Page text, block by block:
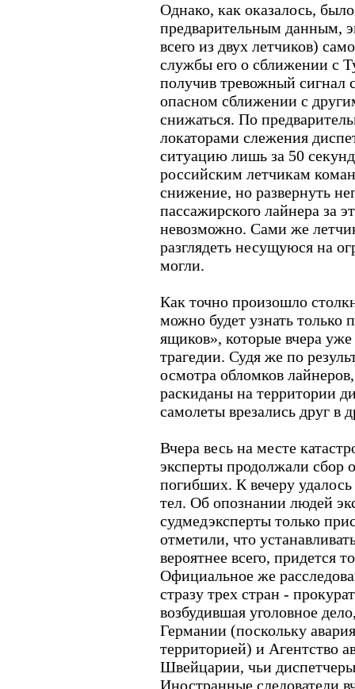
Однако, как оказалось,
предварительным данным,
всего из двух летчиков)
службы его о сближении с
получив тревожный сигнал
опасном сближении с
снижаться. По
локаторами слежения
ситуацию лишь за 50
российским летчикам
снижение, но развернуть
пассажирского лайнера за
невозможно. Сами же
разглядеть несущуюся на
могли.
Как точно произошло
можно будет узнать
ящиков», которые вчера
трагедии. Судя же по
осмотра обломков
раскиданы на территории
самолеты врезались друг
Вчера весь на месте
эксперты продолжали сбор
погибших. К вечеру
тел. Об опознании людей
судмедэксперты только
отметили, что
вероятнее всего, придется
Официальное же
стразу трех стран -
возбудившая уголовное
Германии (поскольку
территорией) и Агентство
Швейцарии, чьи диспетчеры
Иностранные следователи